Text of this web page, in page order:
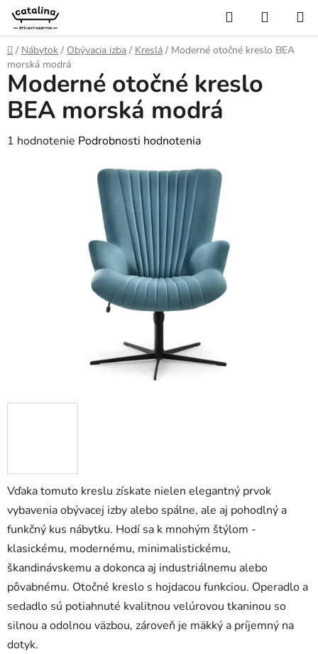
Prejsť
obsah
Hľadať
KOŠÍK
Domov
/ Nábytok / Obývacia izba / Kreslá / Moderné otočné kreslo BEA
morská modrá
Vďaka tomuto kreslu získate nielen elegantný prvok
vybavenia obývacej izby alebo spálne, ale aj pohodlný a
funkčný kus nábytku. Hodí sa k mnohým štýlom -
klasickému, modernému, minimalistickému,
škandinávskemu a dokonca aj industriálnemu alebo
pôvabnému. Otočné kreslo s hojdacou funkciou. Operadlo a
sedadlo sú potiahnuté kvalitnou velúrovou tkaninou so
silnou a odolnou väzbou, zároveň je mäkký a príjemný na
dotyk.
Moderné otočné kreslo
BEA morská modrá
Priemerné
1 hodnotenie Podrobnosti hodnotenia